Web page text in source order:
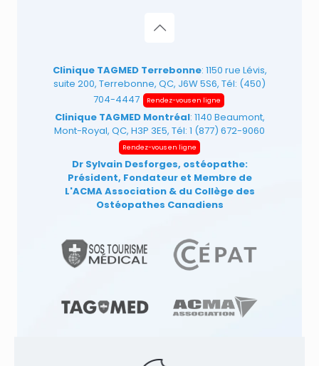
Clinique TAGMED Terrebonne: 1150 rue Lévis,
suite 200, Terrebonne, QC, J6W 5S6, Tél: (450)
704-4447
Rendez-vous en ligne
Clinique TAGMED Montréal: 1140 Beaumont,
Mont-Royal, QC, H3P 3E5, Tél: 1 (877) 672-9060
Rendez-vous en ligne
Dr Sylvain Desforges, ostéopathe:
Président, Fondateur et Membre de
L'ACMA Association & du Collège des
Ostéopathes Canadiens